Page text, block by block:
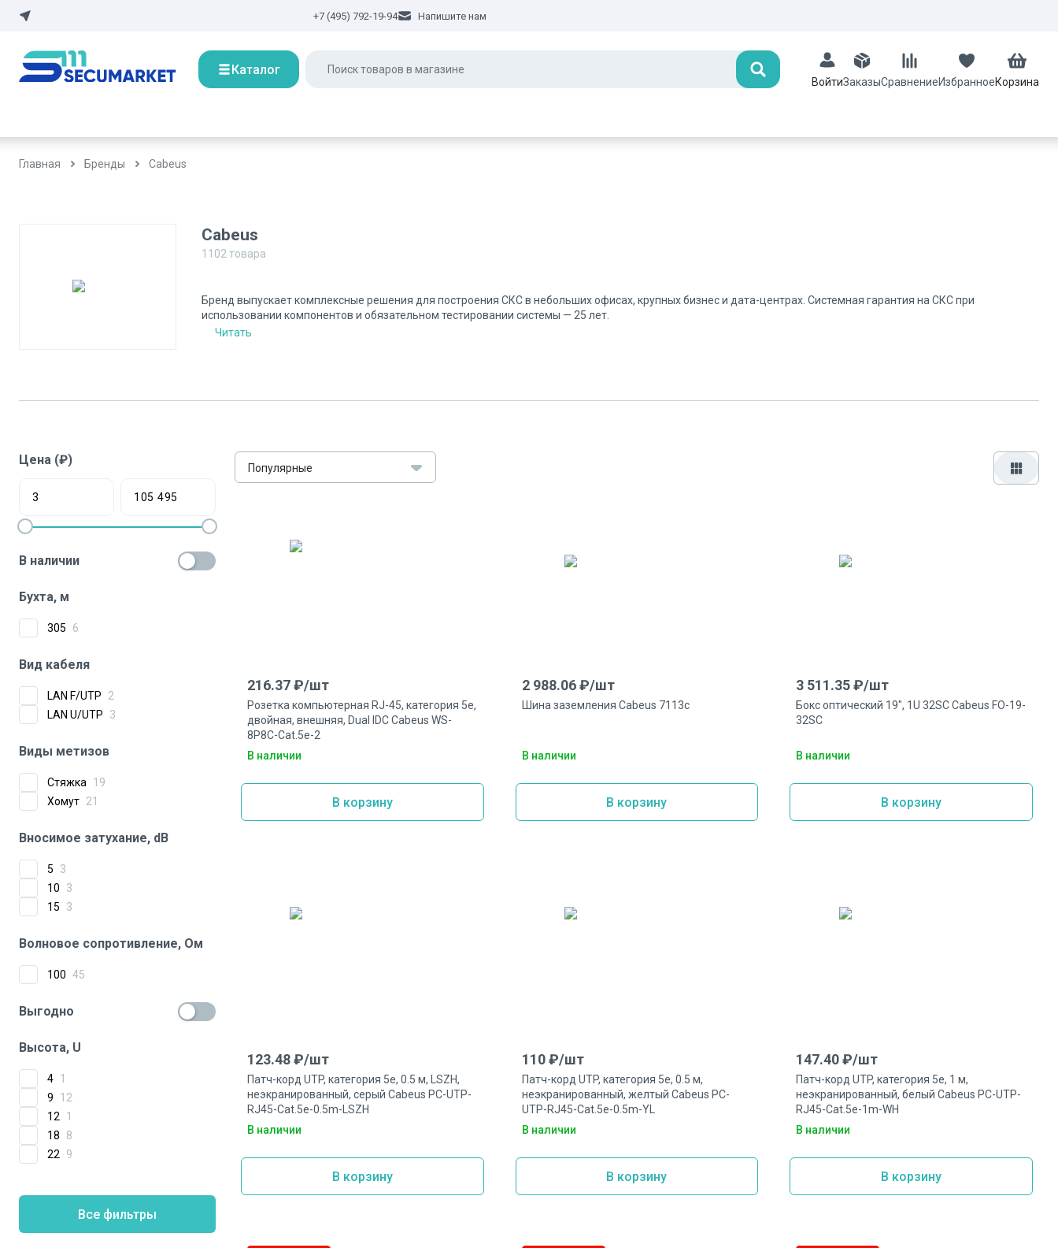
+7 (495) 792-19-94 Напишите нам
Каталог Поиск
ВойтиЗаказыСравнениеИзбранноеКорзина
Главная Бренды Cabeus
Cabeus
1102 товара
Бренд выпускает комплексные решения для построения СКС в небольших офисах, крупных бизнес и дата-центрах. Системная гарантия на СКС при
использовании компонентов и обязательном тестировании системы — 25 лет.
Читать
Цена (₽)
В наличии
Бухта, м
305 6
Вид кабеля
LAN F/UTP
2
LAN U/UTP
3
Виды метизов
Стяжка
19
Хомут 21
Вносимое затухание, dB
5
3
10
3
15
3
Волновое сопротивление, Ом
100 45
Выгодно
Высота, U
4 1
9
12
12
1
18
8
22
9
Все фильтры
Популярные
216.37₽/шт
Розетка компьютерная RJ-45, категория 5e,
двойная, внешняя, Dual IDC Cabeus WS-
8P8C-Cat.5e-2
В наличии
В корзину
2 988.06 ₽/шт
Шина заземления Cabeus 7113c
В наличии
В корзину
3 511.35 ₽/шт
Бокс оптический 19", 1U 32SC Cabeus FO-19-
32SC
В наличии
В корзину
123.48₽/шт
Патч-корд UTP, категория 5e, 0.5 м, LSZH,
неэкранированный, серый Cabeus PC-UTP-
RJ45-Cat.5e-0.5m-LSZH
В наличии
В корзину
110 ₽/шт
Патч-корд UTP, категория 5e, 0.5 м,
неэкранированный, желтый Cabeus PC-
UTP-RJ45-Cat.5e-0.5m-YL
В наличии
В корзину
147.40 ₽/шт
Патч-корд UTP, категория 5e, 1 м,
неэкранированный, белый Cabeus PC-UTP-
RJ45-Cat.5e-1m-WH
В наличии
В корзину